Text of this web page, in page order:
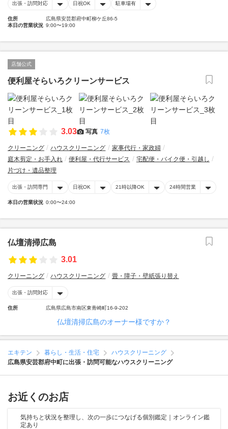
出張・訪問対応 日祝OK 駐車場有
住所
広島県安芸郡府中町柳ケ丘86-5
本日の営業状況 9:00〜19:00
店舗公式
便利屋そらいろクリーンサービス
3.03 写真 7枚
クリーニング ハウスクリーニング
家事代行・家政婦
庭木剪定・お手入れ
便利屋・代行サービス
宅配便・バイク便・引越し
片づけ・遺品整理
出張・訪問専門 日祝OK 21時以降OK 24時間営業
本日の営業状況 0:00〜24:00
仏壇清掃広島
3.01
クリーニング ハウスクリーニング 畳・障子・壁紙張り替え
出張・訪問対応
住所 広島県広島市南区東青崎町16-9-202
仏壇清掃広島のオーナー様ですか？
エキテン 暮らし・生活・住宅
ハウスクリーニング
広島県安芸郡府中町に出張・訪問可能なハウスクリーニング
お近くのお店
気持ちと状況を整理し、次の一歩につなげる個別鑑定｜オンライン鑑
定あり